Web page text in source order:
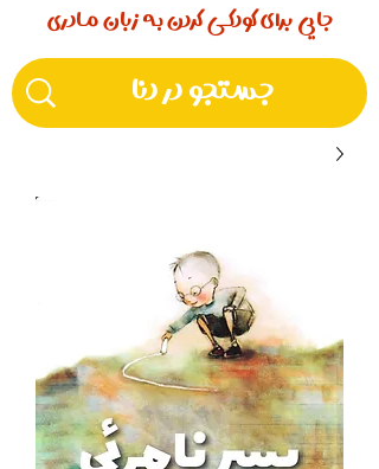
جایی برای کودکـــی کردن بـه زبان مـادری